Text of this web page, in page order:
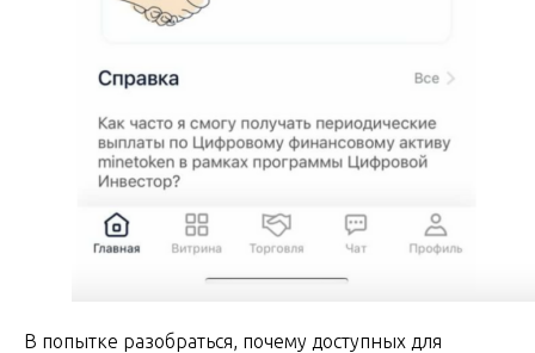
В попытке разобраться, почему доступных для